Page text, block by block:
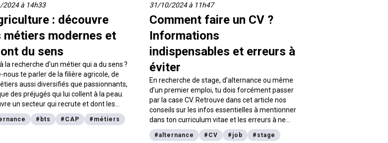
2024 à 14h33
: découvre
métiers modernes et
du sens
la recherche d’un métier qui a du sens ?
nous te parler de la filière agricole, de
aussi diversifiés que passionnants,
des préjugés qui lui collent à la peau.
un secteur qui recrute et dont les
professionnelles sont bien plus
que tu ne le penses.
# bts # CAP # métiers
31/10/2024 à 11h47
Comment faire un CV ?
Informations
indispensables et erreurs à
éviter
En recherche de stage, d’alternance ou même
d’un premier emploi, tu dois forcément passer
par la case CV. Retrouve dans cet article nos
conseils sur les infos essentielles à mentionner
dans ton curriculum vitae et les erreurs à ne
pas commettre si tu veux retenir l’attention
d’un recruteur sur ta candidature.
#alternance # CV # job # stage